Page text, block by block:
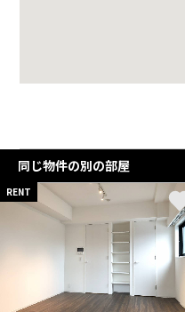
同じ物件の別の部屋
RENT